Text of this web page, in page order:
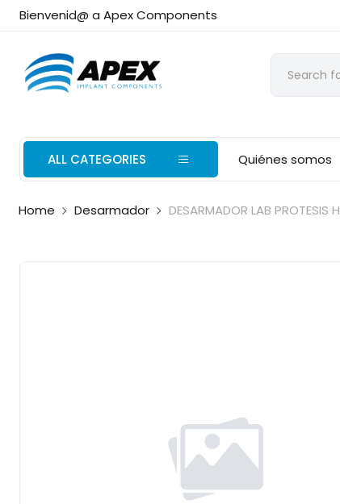
Bienvenid@ a Apex Components
ALL CATEGORIES Quiénes somos
Home Desarmador DESARMADOR LAB PROTESIS